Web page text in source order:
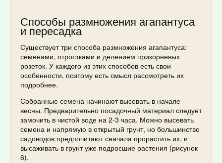
Способы размножения агапантуса
и пересадка
Существует три способа размножения агапантуса:
семенами, отростками и делением прикорневых
розеток. У каждого из этих способов есть свои
особенности, поэтому есть смысл рассмотреть их
подробнее.
Собранные семена начинают высевать в начале
весны. Предварительно посадочный материал следует
замочить в чистой воде на 2-3 часа. Можно высевать
семена и напрямую в открытый грунт, но большинство
садоводов предпочитают сначала прорастить их, и
высаживать в грунт уже подросшие растения (рисунок
6).